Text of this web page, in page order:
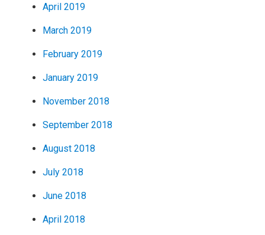
April 2019
March 2019
February 2019
January 2019
November 2018
September 2018
August 2018
July 2018
June 2018
April 2018